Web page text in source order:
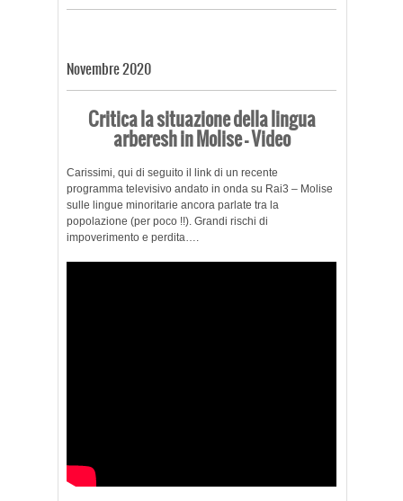
Novembre 2020
Critica la situazione della lingua
arberesh in Molise – Video
Carissimi, qui di seguito il link di un recente
programma televisivo andato in onda su Rai3 – Molise
sulle lingue minoritarie ancora parlate tra la
popolazione (per poco !!). Grandi rischi di
impoverimento e perdita….